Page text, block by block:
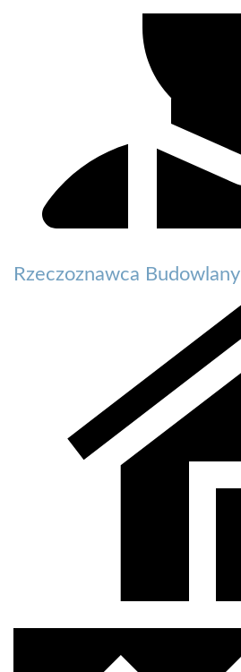
Rzeczoznawca Budowlany